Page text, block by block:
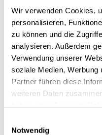
Wir verwenden Cookies,
personalisieren,
zu können und die
analysieren. Außerdem
Verwendung unserer
soziale Medien, Werbung
Partner führen diese
weiteren Daten
Notwendig
LIP Bygningsartikler